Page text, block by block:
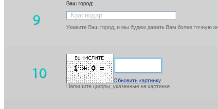
Ваш город:
Укажите Ваш город, и мы будем давать Вам более точную
Обновить картинку
Напишите цифры, указанные на картинке